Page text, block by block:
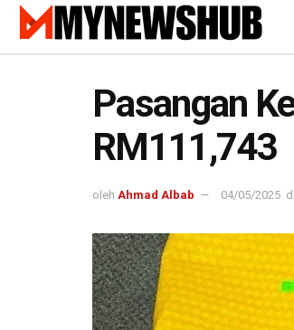
Pasangan
RM111,743
oleh Ahmad Albab 04/05/2025